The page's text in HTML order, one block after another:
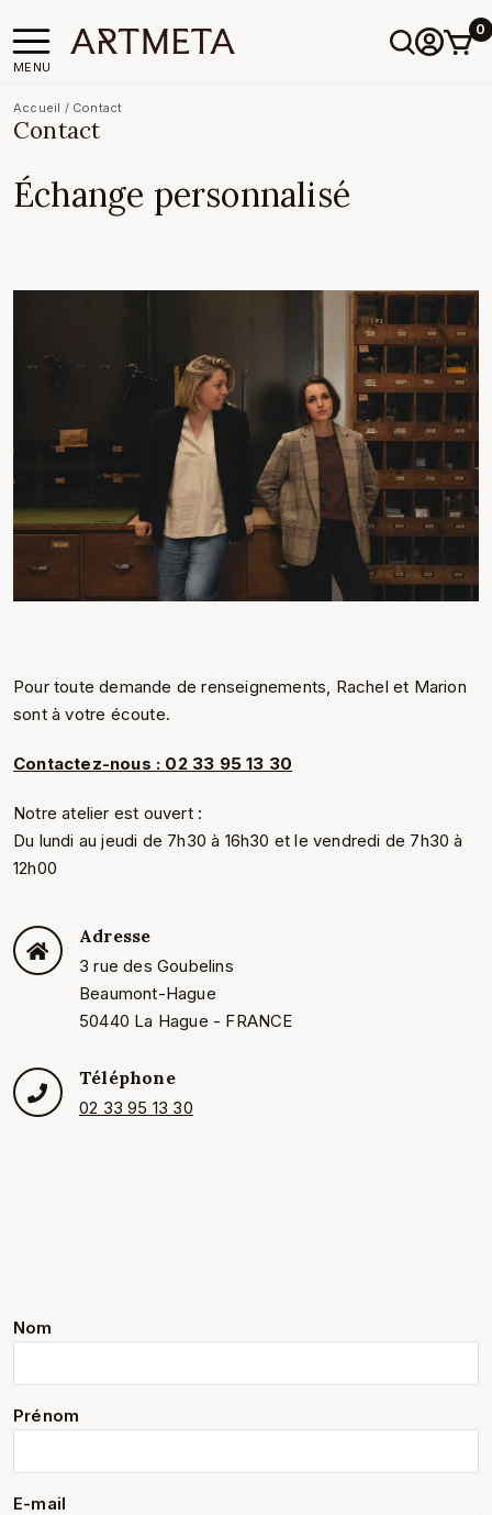
MENU
0
Accueil / Contact
Contact
Échange personnalisé
Pour toute demande de renseignements, Rachel et Marion
sont à votre écoute.
Contactez-nous : 02 33 95 13 30
Notre atelier est ouvert :
Du lundi au jeudi de 7h30 à 16h30 et le vendredi de 7h30 à
12h00
Adresse
3 rue des Goubelins
Beaumont-Hague
50440 La Hague - FRANCE
Téléphone
02 33 95 13 30
Nom
Prénom
E-mail